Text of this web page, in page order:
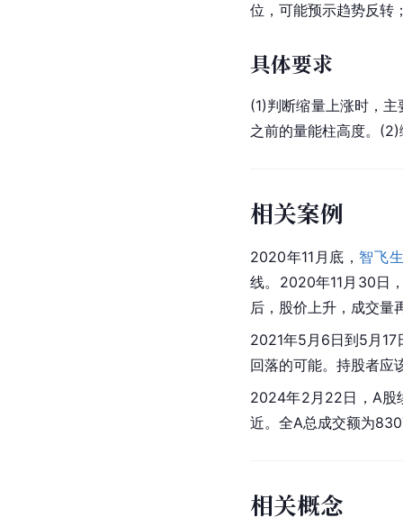
位，可能预示趋势反转
具体要求
(1)判断缩量上涨时，
之前的量能柱高度。
相关案例
2020年11月底， 智飞
线。2020年11月30日
后，股价上升，成交量
2021年5月6日到5月17
回落的可能。持股者应
2024年2月22日，A股
近。全A总成交额为
相关概念